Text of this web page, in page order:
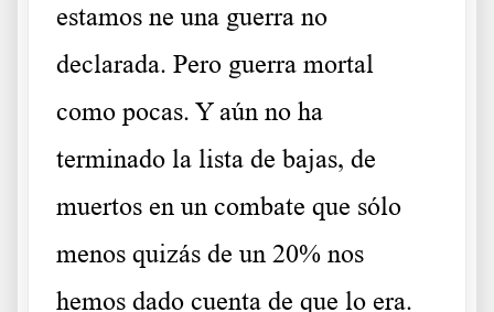
estamos ne una guerra no
declarada. Pero guerra mortal
como pocas. Y aún no ha
terminado la lista de bajas, de
muertos en un combate que sólo
menos quizás de un 20% nos
hemos dado cuenta de que lo era.